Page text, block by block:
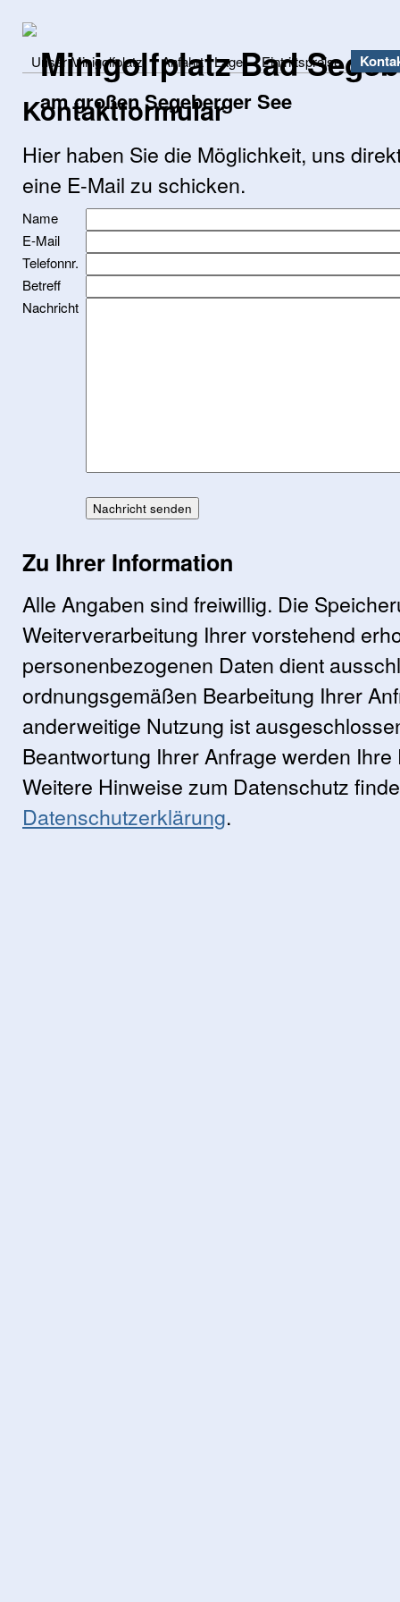
Minigolfplatz Bad
am großen Segeberger See
Unser Minigolfplatz Anfahrt / Lage Eintrittspreise
Kontaktformular
Hier haben Sie die Möglichkeit, uns
eine E-Mail zu schicken.
Name
E-Mail
Telefonnr.
Betreff
Nachricht
Zu Ihrer Information
Alle Angaben sind freiwillig. Die
Weiterverarbeitung Ihrer vorstehend
personenbezogenen Daten dient
ordnungsgemäßen Bearbeitung Ihrer
anderweitige Nutzung ist
Beantwortung Ihrer Anfrage werden
Weitere Hinweise zum Datenschutz
Datenschutzerklärung.